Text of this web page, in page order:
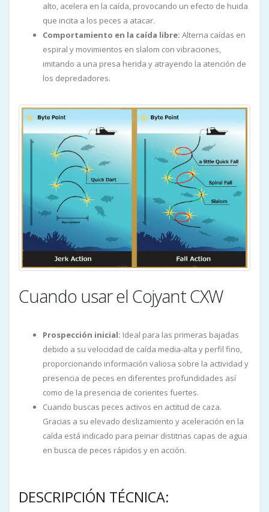
alto, acelera en la caída, provocando un efecto de huida
que incita a los peces a atacar.
Comportamiento en la caída libre: Alterna caídas en
espiral y movimientos en slalom con vibraciones,
imitando a una presa herida y atrayendo la atención de
los depredadores.
Cuando usar el Cojyant CXW
Prospección inicial: Ideal para las primeras bajadas
debido a su velocidad de caída media-alta y perfil fino,
proporcionando información valiosa sobre la actividad y
presencia de peces en diferentes profundidades así
como de la presencia de corientes fuertes.
Cuando buscas peces activos en actitud de caza.
Gracias a su elevado deslizamiento y aceleración en la
caída está indicado para peinar distitnas capas de agua
en busca de peces rápidos y en acción.
DESCRIPCIÓN TÉCNICA: